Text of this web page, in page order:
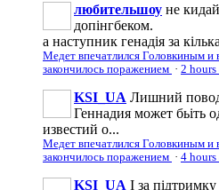
любительшоу не
допінгбеком.
а наступник генадія за
Медет впечатлился Головкиным
закончилось поражением · 2 hours
KSI_UA Лишний
Геннадия может бьіть
известий о...
Медет впечатлился Головкиным
закончилось поражением · 4 hours
KSI_UA І за